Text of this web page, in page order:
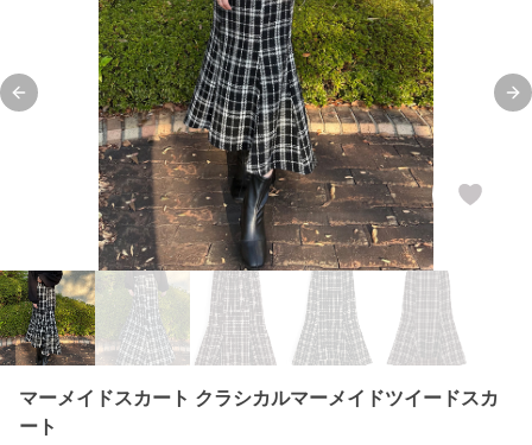
Previous slide
マーメイドスカート クラシカルマーメイドツイードスカ
ート